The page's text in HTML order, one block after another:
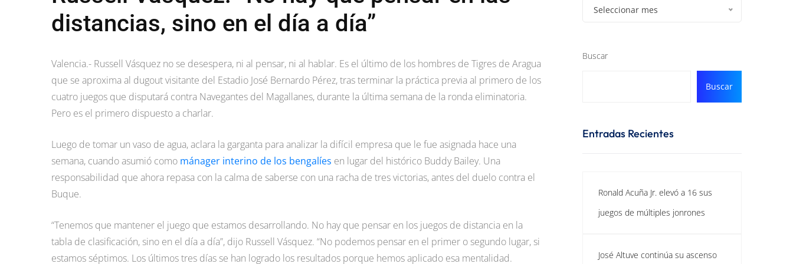
distancias, sino en el día a día”
Valencia.- Russell Vásquez no se desespera, ni al pensar, ni al hablar. Es el último de los hombres de Tigres de Aragua
que se aproxima al dugout visitante del Estadio José Bernardo Pérez, tras terminar la práctica previa al primero de los
cuatro juegos que disputará contra Navegantes del Magallanes, durante la última semana de la ronda eliminatoria.
Pero es el primero dispuesto a charlar.
Luego de tomar un vaso de agua, aclara la garganta para analizar la difícil empresa que le fue asignada hace una
semana, cuando asumió como mánager interino de los bengalíes en lugar del histórico Buddy Bailey. Una
responsabilidad que ahora repasa con la calma de saberse con una racha de tres victorias, antes del duelo contra el
Buque.
“Tenemos que mantener el juego que estamos desarrollando. No hay que pensar en los juegos de distancia en la
tabla de clasificación, sino en el día a día”, dijo Russell Vásquez. “No podemos pensar en el primer o segundo lugar, si
estamos séptimos. Los últimos tres días se han logrado los resultados porque hemos aplicado esa mentalidad.
Seleccionar mes
Buscar
Buscar
Entradas Recientes
Ronald Acuña Jr. elevó a 16 sus
juegos de múltiples jonrones
José Altuve continúa su ascenso